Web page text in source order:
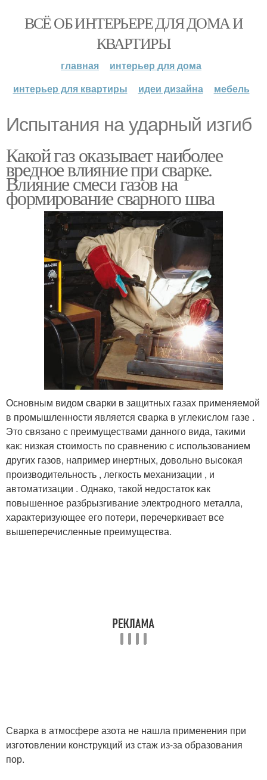
ВСЁ ОБ ИНТЕРЬЕРЕ ДЛЯ ДОМА И
КВАРТИРЫ
главная
интерьер для дома
интерьер для квартиры
идеи дизайна мебель
Испытания на ударный изгиб
Какой газ оказывает наиболее
вредное влияние при сварке.
Влияние смеси газов на
формирование сварного шва
Основным видом сварки в защитных газах применяемой
в промышленности является сварка в углекислом газе .
Это связано с преимуществами данного вида, такими
как: низкая стоимость по сравнению с использованием
других газов, например инертных, довольно высокая
производительность , легкость механизации , и
автоматизации . Однако, такой недостаток как
повышенное разбрызгивание электродного металла,
характеризующее его потери, перечеркивает все
вышеперечисленные преимущества.
Сварка в атмосфере азота не нашла применения при
изготовлении конструкций из стаж из-за образования
пор.